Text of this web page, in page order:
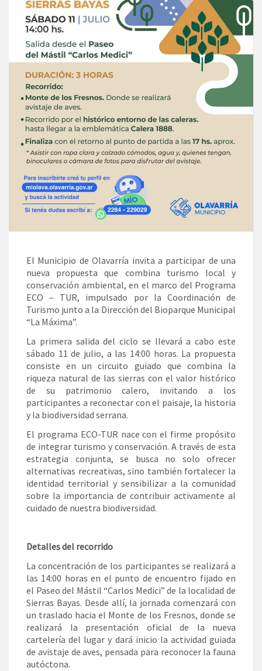
El Municipio de Olavarría invita a participar de una
nueva propuesta que combina turismo local y
conservación ambiental, en el marco del Programa
ECO – TUR, impulsado por la Coordinación de
Turismo junto a la Dirección del Bioparque Municipal
“La Máxima”.
La primera salida del ciclo se llevará a cabo este
sábado 11 de julio, a las 14:00 horas. La propuesta
consiste en un circuito guiado que combina la
riqueza natural de las sierras con el valor histórico
de su patrimonio calero, invitando a los
participantes a reconectar con el paisaje, la historia
y la biodiversidad serrana.
El programa ECO-TUR nace con el firme propósito
de integrar turismo y conservación. A través de esta
estrategia conjunta, se busca no solo ofrecer
alternativas recreativas, sino también fortalecer la
identidad territorial y sensibilizar a la comunidad
sobre la importancia de contribuir activamente al
cuidado de nuestra biodiversidad.
Detalles del recorrido
La concentración de los participantes se realizará a
las 14:00 horas en el punto de encuentro fijado en
el Paseo del Mástil “Carlos Medici” de la localidad de
Sierras Bayas. Desde allí, la jornada comenzará con
un traslado hacia el Monte de los Fresnos, donde se
realizará la presentación oficial de la nueva
cartelería del lugar y dará inicio la actividad guiada
de avistaje de aves, pensada para reconocer la fauna
autóctona.